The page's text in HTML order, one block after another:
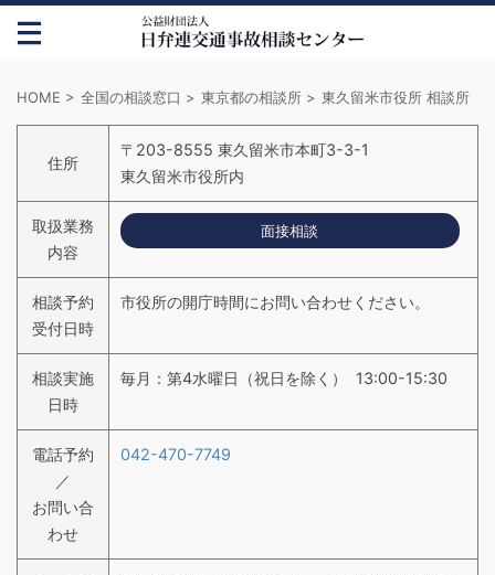
HOME > 全国の相談窓口 > 東京都の相談所 > 東久留米市役所 相談所
住所
〒203-8555 東久留米市本町3-3-1
東久留米市役所内
取扱業務
内容
面接相談
相談予約
受付日時
市役所の開庁時間にお問い合わせください。
相談実施
日時
毎月：第4水曜日（祝日を除く） 13:00-15:30
電話予約
／
お問い合
わせ
042-470-7749